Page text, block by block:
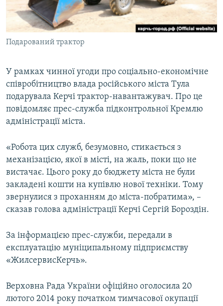
ВІДЕОУРОКИ «ELIFBE»
СВІДЧЕННЯ ОКУПАЦІЇ
УКРАЇНСЬКА ПРОБЛЕМА КРИМУ
Русский
Qırımtatar
Усі сайти RFE/RL
Подарований трактор
У рамках чинної угоди про соціально-економічне
співробітництво влада російського міста Тула
подарувала Керчі трактор-навантажувач. Про це
повідомляє прес-служба підконтрольної Кремлю
адміністрації міста.
«Робота цих служб, безумовно, стикається з
механізацією, якої в місті, на жаль, поки що не
вистачає. Цього року до бюджету міста не були
закладені кошти на купівлю нової техніки. Тому
звернулися з проханням до міста-побратима», –
сказав голова адміністрації Керчі Сергій Бороздін.
За інформацією прес-служби, передали в
експлуатацію муніципальному підприємству
«ЖилсервисКерчь».
Верховна Рада України офіційно оголосила 20
лютого 2014 року початком тимчасової окупації